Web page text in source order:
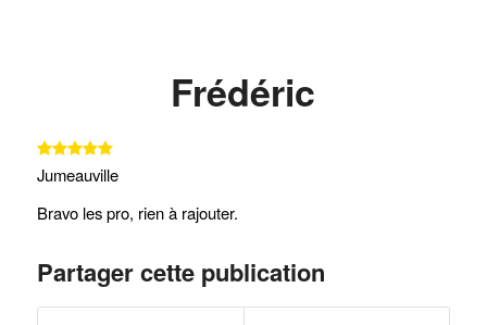
Frédéric
Jumeauville
Bravo les pro, rien à rajouter.
Partager cette publication